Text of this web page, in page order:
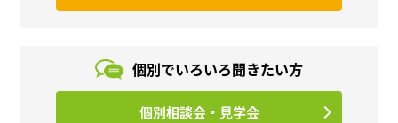
個別でいろいろ聞きたい方
個別相談会・見学会